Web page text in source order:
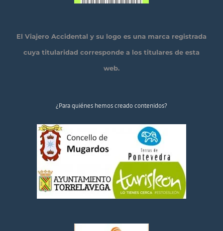
El Viajero Accidental y su logo es una marca registrada
cuya titularidad corresponde a los titulares de esta
web.
¿Para quiénes hemos creado contenidos?